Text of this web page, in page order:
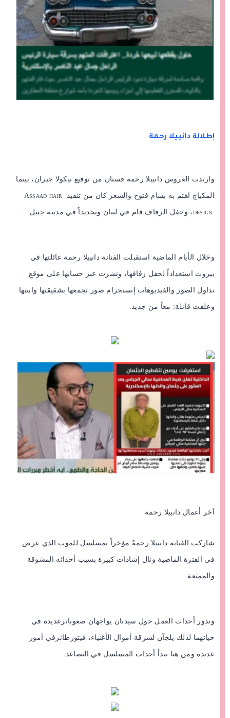
إطلالة دانييلا رحمة
وارتدت العروس دانييلا رحمة فستان من توقيع نيكولا جبران، بينما
المكياج اهتم به بسام فتوح والشعر كان من تنفيذ
Assaad hair
design.، وحفل الزفاف قام في لبنان وتحديداً في مدينة جبيل.
وخلال الأيام الماضية استقبلت الفنانة دانييلا رحمة عائلتها في
بيروت استعداداً لحفل زفافها، ونشرت عبر حسابها على موقع
تداول الصور والفيديوهات إنستجرام صور تجمعها بشقيقتها وابنتها
وعلقت قائلة: معاً من جديد.
آخر أعمال دانييلا رحمة
شاركت الفنانة دانييلا رحمةً مؤخراً بمسلسل للموت الذي عرض
في الفترة الماضية ونال إشادات كبيرة بسبب أحداثه المشوقة
والممتعة.
وتدور أحداث العمل حول سيدتان يواجهان صعوباترعديدة في
حياتهما لذلك يلجآن لسرقة أموال الأغنياء، فيتورطانرفي أمور
عديدة ومن هنا تبدأ أحداث المسلسل في التصاعد.